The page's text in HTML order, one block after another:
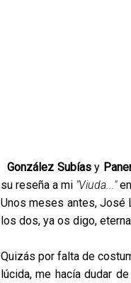
González Subías y
su reseña a mi "Viuda..."
Unos meses antes, José
los dos, ya os digo,
Quizás por falta de
lúcida, me hacía dudar